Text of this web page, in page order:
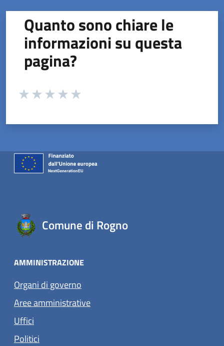
Quanto sono chiare le
informazioni su questa
pagina?
Valuta da 1 a 5 stelle la pagina
Comune di Rogno
AMMINISTRAZIONE
Organi di governo
Aree amministrative
Uffici
Politici